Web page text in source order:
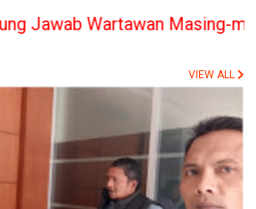
Masing-masing, PT.
VIEW ALL